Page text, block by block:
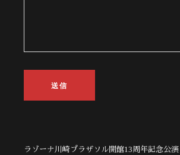
ラゾーナ川崎プラザソル開館13周年記念公演